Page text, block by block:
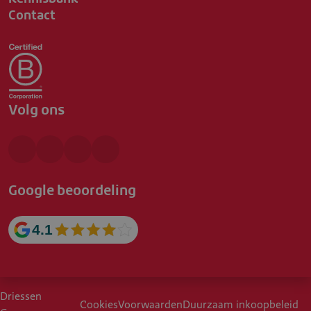
Contact
Volg ons
Google beoordeling
4.1
Driessen
CookiesVoorwaardenDuurzaam inkoopbeleid